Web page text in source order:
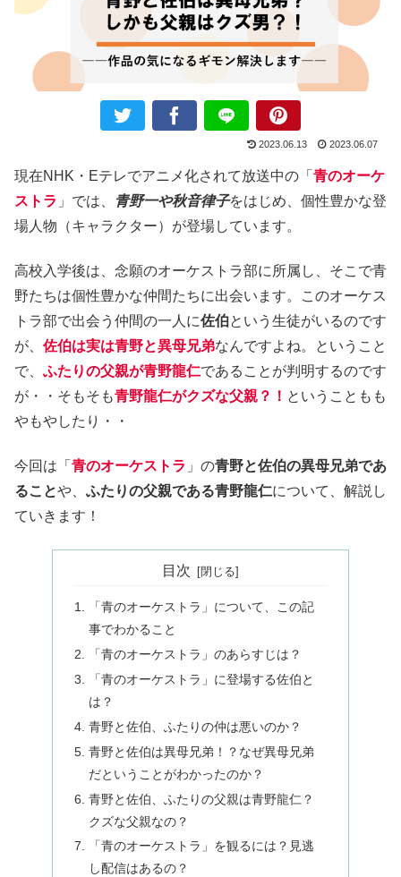
2023.06.13 2023.06.07
現在NHK・Eテレでアニメ化されて放送中の「 青のオーケ
ストラ 」では、 青野一や秋音律子をはじめ、個性豊かな登
場人物（キャラクター）が登場しています。
高校入学後は、念願のオーケストラ部に所属し、そこで青
野たちは個性豊かな仲間たちに出会います。このオーケス
トラ部で出会う仲間の一人に佐伯という生徒がいるのです
が、 佐伯は実は青野と異母兄弟なんですよね。ということ
で、 ふたりの父親が青野龍仁であることが判明するのです
が・・そもそも青野龍仁がクズな父親？！ ということもも
やもやしたり・・
今回は「 青のオーケストラ 」の青野と佐伯の異母兄弟であ
ることや、 ふたりの父親である青野龍仁について、解説し
ていきます！
目次
「青のオーケストラ」について、この記
事でわかること
「青のオーケストラ」のあらすじは？
「青のオーケストラ」に登場する佐伯と
は？
青野と佐伯、ふたりの仲は悪いのか？
青野と佐伯は異母兄弟！？なぜ異母兄弟
だということがわかったのか？
青野と佐伯、ふたりの父親は青野龍仁？
クズな父親なの？
「青のオーケストラ」を観るには？見逃
し配信はあるの？